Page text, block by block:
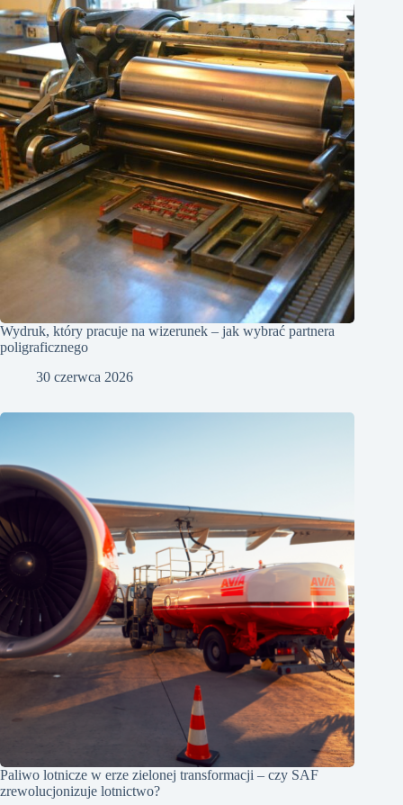
Wydruk, który pracuje na wizerunek – jak wybrać partnera
poligraficznego
30 czerwca 2026
Paliwo lotnicze w erze zielonej transformacji – czy SAF
zrewolucjonizuje lotnictwo?